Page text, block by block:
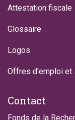
Attestation fiscale
Glossaire
Logos
Offres d'emploi et
Contact
Fonds de la